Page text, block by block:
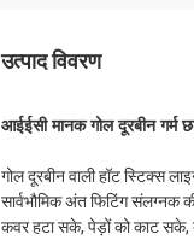
उत्पाद विवरण
आईईसी मानक गोल दूरबीन गर्म
गोल दूरबीन वाली हॉट स्टिक्स
सार्वभौमिक अंत फिटिंग
कवर हटा सके, पेड़ों को काट